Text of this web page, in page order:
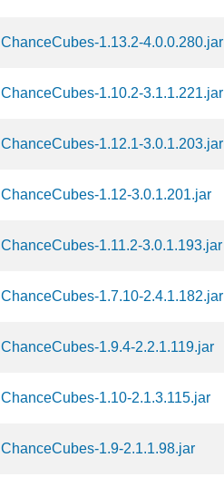
ChanceCubes-1.13.2-4.0.0.280.jar
ChanceCubes-1.10.2-3.1.1.221.jar
ChanceCubes-1.12.1-3.0.1.203.jar
ChanceCubes-1.12-3.0.1.201.jar
ChanceCubes-1.11.2-3.0.1.193.jar
ChanceCubes-1.7.10-2.4.1.182.jar
ChanceCubes-1.9.4-2.2.1.119.jar
ChanceCubes-1.10-2.1.3.115.jar
ChanceCubes-1.9-2.1.1.98.jar